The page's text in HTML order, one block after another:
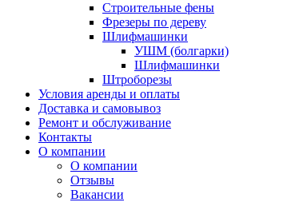
Строительные фены
Фрезеры по дереву
Шлифмашинки
УШМ (болгарки)
Шлифмашинки
Штроборезы
Условия аренды и оплаты
Доставка и самовывоз
Ремонт и обслуживание
Контакты
О компании
О компании
Отзывы
Вакансии